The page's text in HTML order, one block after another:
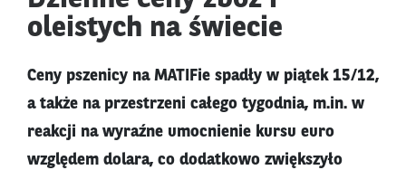
oleistych na świecie
Ceny pszenicy na MATIFie spadły w piątek 15/12,
a także na przestrzeni całego tygodnia, m.in. w
reakcji na wyraźne umocnienie kursu euro
względem dolara, co dodatkowo zwiększyło